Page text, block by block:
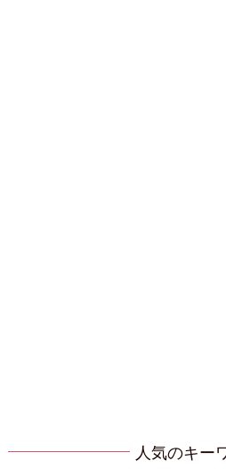
人気のキー